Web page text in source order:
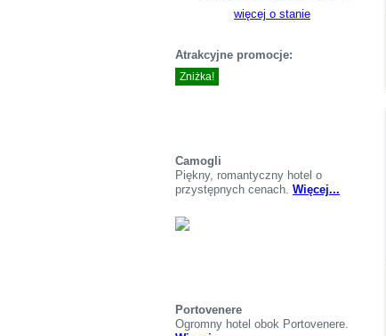
więcej o stanie
Atrakcyjne promocje:
Zniżka!
Camogli
Piękny, romantyczny hotel o
przystępnych cenach. Więcej...
Portovenere
Ogromny hotel obok Portovenere.